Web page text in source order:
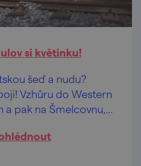
si květinku!
šeď a nudu?
Vzhůru do Western
a pak na Šmelcovnu,